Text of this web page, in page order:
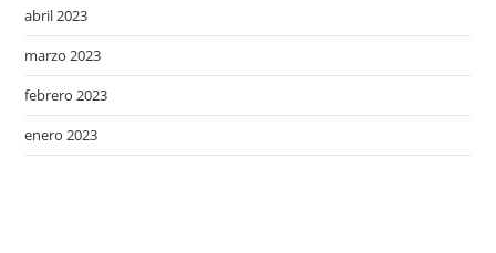
abril 2023
marzo 2023
febrero 2023
enero 2023